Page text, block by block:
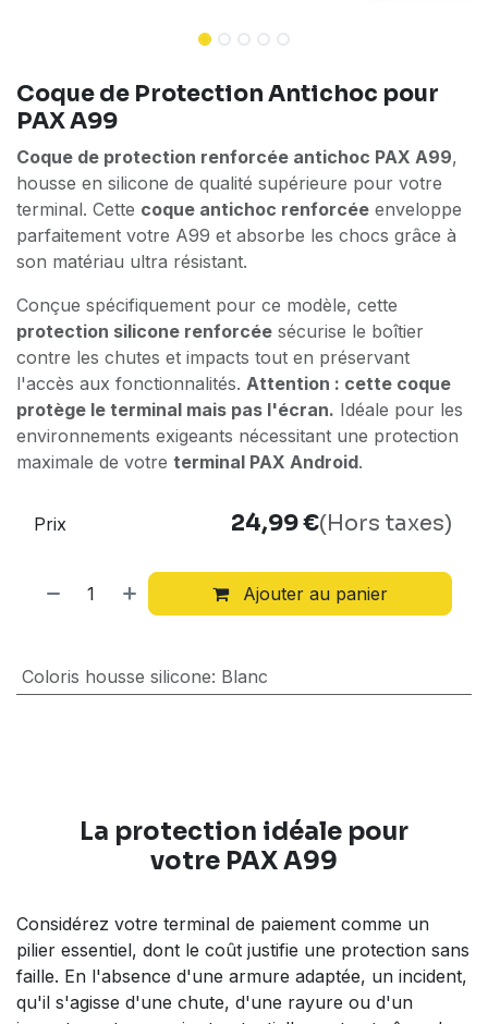
Coque de Protection Antichoc pour
PAX A99
Coque de protection renforcée antichoc PAX A99,
housse en silicone de qualité supérieure pour votre
terminal. Cette coque antichoc renforcée enveloppe
parfaitement votre A99 et absorbe les chocs grâce à
son matériau ultra résistant.
Conçue spécifiquement pour ce modèle, cette
protection silicone renforcée sécurise le boîtier
contre les chutes et impacts tout en préservant
l'accès aux fonctionnalités. Attention : cette coque
protège le terminal mais pas l'écran. Idéale pour les
environnements exigeants nécessitant une protection
maximale de votre terminal PAX Android.
Ajouter au panier
Prix 24,99€(Hors taxes)
Coloris housse silicone: Blanc
La protection idéale pour
votre PAX A99
Considérez votre terminal de paiement comme un
pilier essentiel, dont le coût justifie une protection sans
faille. En l'absence d'une armure adaptée, un incident,
qu'il s'agisse d'une chute, d'une rayure ou d'un